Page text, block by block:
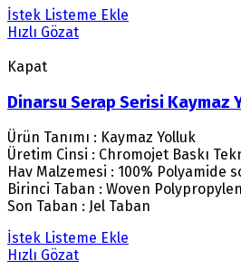
İstek Listeme Ekle
Hızlı Gözat
Kapat
Dinarsu Serap Serisi Kaymaz
Ürün Tanımı : Kaymaz Yolluk
Üretim Cinsi : Chromojet Baskı
Hav Malzemesi : 100% Polyamide
Birinci Taban : Woven
Son Taban : Jel Taban
İstek Listeme Ekle
Hızlı Gözat